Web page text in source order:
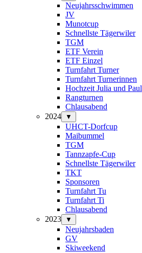
Neujahrsschwimmen
JV
Munotcup
Schnellste Tägerwiler
TGM
ETF Verein
ETF Einzel
Turnfahrt Turner
Turnfahrt Turnerinnen
Hochzeit Julia und Paul
Rangturnen
Chlausabend
2024
▼
UHCT-Dorfcup
Maibummel
TGM
Tannzapfe-Cup
Schnellste Tägerwiler
TKT
Sponsoren
Turnfahrt Tu
Turnfahrt Ti
Chlausabend
2023
▼
Neujahrsbaden
GV
Skiweekend